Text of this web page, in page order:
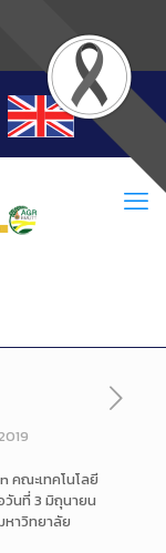
คณะเทคโนโลยี
นที่ 3 มิถุนายน
หาวิทยาลัย